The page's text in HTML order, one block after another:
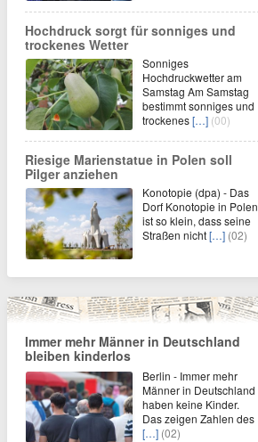
Hochdruck sorgt für sonniges und
trockenes Wetter
Sonniges
Hochdruckwetter am
Samstag Am Samstag
bestimmt sonniges und
trockenes[…] (00)
Riesige Marienstatue in Polen soll
Pilger anziehen
Konotopie (dpa) - Das
Dorf Konotopie in Polen
ist so klein, dass seine
Straßen nicht[…] (02)
Immer mehr Männer in Deutschland
bleiben kinderlos
Berlin - Immer mehr
Männer in Deutschland
haben keine Kinder.
Das zeigen Zahlen des
[…] (02)